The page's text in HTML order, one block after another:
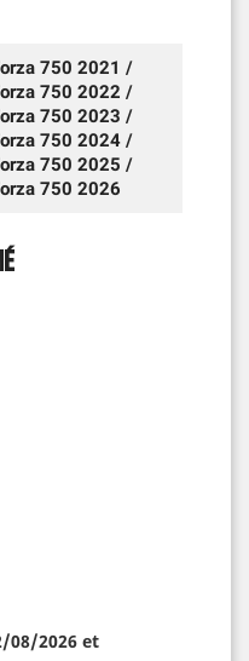
750 2021 /
750 2022 /
750 2023 /
750 2024 /
750 2025 /
750 2026
08/2026 et